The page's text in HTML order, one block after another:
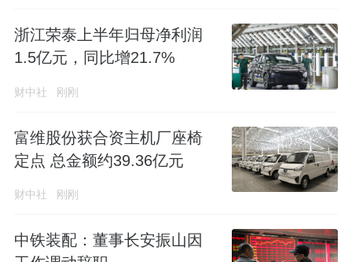
浙江荣泰上半年归母净利润
1.5亿元，同比增21.7%
财中社 刚刚
富维股份获合资主机厂座椅
定点 总金额约39.36亿元
财中社 刚刚
中铁装配：董事长安振山因